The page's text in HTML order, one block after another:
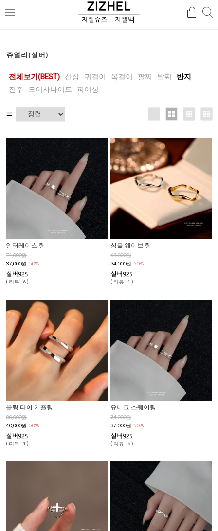
메
검
쥬얼리(실버)
전체보기(BEST) 신상 귀걸이 목걸이 팔찌 발찌
반지
진주
모이사나이트 피어싱
인터레이스 링
74,000원
37,000원 50%
( 리뷰 : 6 )
심플 웨이브 링
68,000원
34,000원 50%
( 리뷰 : 1 )
블링 타이 커플링
80,000원
40,000원 50%
( 리뷰 : 1 )
유니크 스퀘어링
74,000원
37,000원 50%
( 리뷰 : 6 )